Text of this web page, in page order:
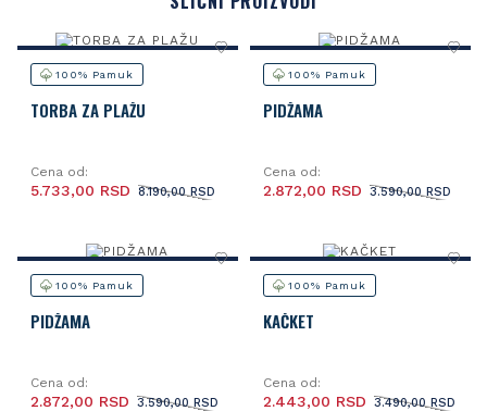
100% Pamuk
TORBA ZA PLAŽU
Cena od:
8.190,00 RSD
5.733,00 RSD
100% Pamuk
PIDŽAMA
Cena od:
3.590,00 RSD
2.872,00 RSD
100% Pamuk
PIDŽAMA
Cena od:
3.590,00 RSD
2.872,00 RSD
100% Pamuk
KAČKET
Cena od:
3.490,00 RSD
2.443,00 RSD